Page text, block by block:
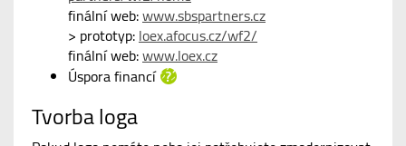
finální web:www.sbspartners.cz
> prototyp: loex.afocus.cz/wf2/
finální web:www.loex.cz
Úspora financí
Tvorba loga